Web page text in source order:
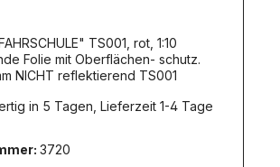
TS001, rot, 1:10
Folie mit Oberflächen- schutz.
NICHT reflektierend TS001
in 5 Tagen, Lieferzeit 1-4 Tage
3720